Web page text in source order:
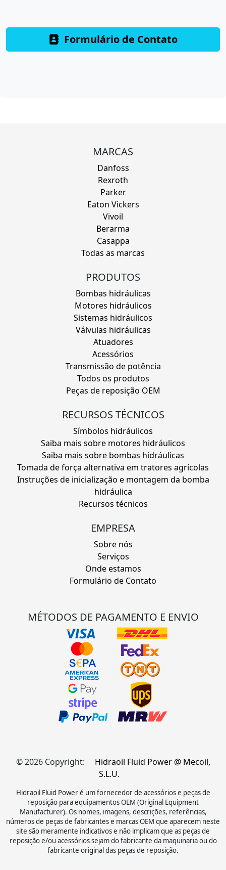
Formulário de Contato
MARCAS
Danfoss
Rexroth
Parker
Eaton Vickers
Vivoil
Berarma
Casappa
Todas as marcas
PRODUTOS
Bombas hidráulicas
Motores hidráulicos
Sistemas hidráulicos
Válvulas hidráulicas
Atuadores
Acessórios
Transmissão de potência
Todos os produtos
Peças de reposição OEM
RECURSOS TÉCNICOS
Símbolos hidráulicos
Saiba mais sobre motores hidráulicos
Saiba mais sobre bombas hidráulicas
Tomada de força alternativa em tratores agrícolas
Instruções de inicialização e montagem da bomba
hidráulica
Recursos técnicos
EMPRESA
Sobre nós
Serviços
Onde estamos
Formulário de Contato
MÉTODOS DE PAGAMENTO E ENVIO
© 2026 Copyright:
Hidraoil Fluid Power @ Mecoil,
S.L.U.
Hidraoil Fluid Power é um fornecedor de acessórios e peças de
reposição para equipamentos OEM (Original Equipment
Manufacturer). Os nomes, imagens, descrições, referências,
números de peças de fabricantes e marcas OEM que aparecem neste
site são meramente indicativos e não implicam que as peças de
reposição e/ou acessórios sejam do fabricante da maquinaria ou do
fabricante original das peças de reposição.